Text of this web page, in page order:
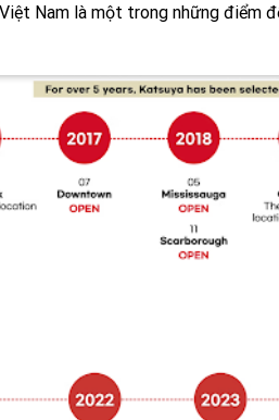
Nam là một trong những điểm